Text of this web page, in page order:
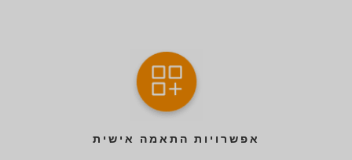
אפשרויות התאמה אישית